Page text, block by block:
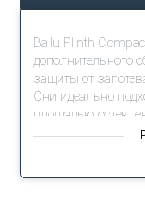
Ballu Plinth
дополнительного
защиты от
Они идеально
площадью